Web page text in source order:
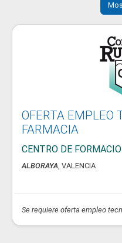
OFERTA EMPLEO
FARMACIA
CENTRO DE
ALBORAYA, VALENCIA
Se requiere oferta empleo